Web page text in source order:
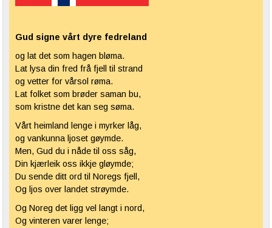
Gud signe vårt dyre fedreland
og lat det som hagen bløma.
Lat lysa din fred frå fjell til strand
og vetter for vårsol røma.
Lat folket som brøder saman bu,
som kristne det kan seg søma.
Vårt heimland lenge i myrkerlåg,
og vankunna ljoset gøymde.
Men, Gud du i nåde til oss såg,
Din kjærleik oss ikkje gløymde;
Du sende ditt ord til Noregs fjell,
Og ljos over landet strøymde.
Og Noreg det ligg vel langt i nord,
Og vinteren varer lenge;